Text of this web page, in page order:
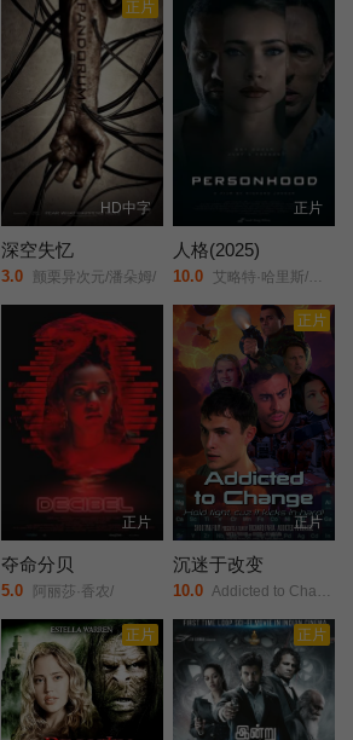
正片
HD中字
深空失忆
3.0 颤栗异次元/潘朵姆/
正片
人格(2025)
10.0 艾略特·哈里斯/阿加特·莱维/艾伦·埃姆里斯/
正片
夺命分贝
5.0 阿丽莎·香农/
正片
正片
沉迷于改变
10.0 Addicted to Change/
正片 正片